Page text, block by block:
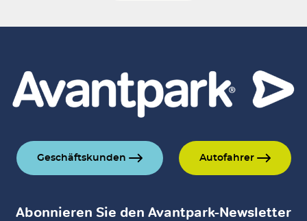
Geschäftskunden Autofahrer
Abonnieren Sie den Avantpark-Newsletter